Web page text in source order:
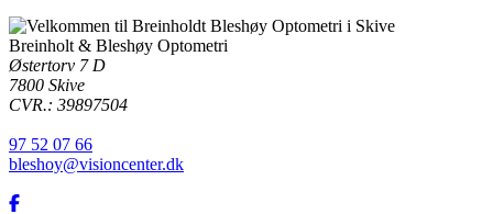
Breinholt & Bleshøy Optometri
Østertorv 7 D
7800 Skive
CVR.: 39897504
97 52 07 66
bleshoy@visioncenter.dk